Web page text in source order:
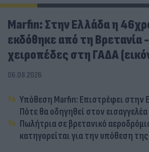
Marfin: Στην Ελλάδα η
εκδόθηκε από τη Βρετανία
χειροπέδες στη ΓΑΔΑ
06.08.2026
Υπόθεση Marfin: Επιστρέφει στην
Πότε θα οδηγηθεί στον εισαγγελέα
Πωλήτρια σε βρετανικό
κατηγορείται για την υπόθεση